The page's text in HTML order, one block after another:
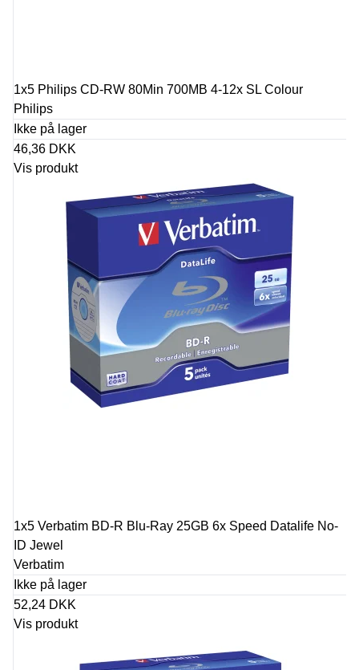
1x5 Philips CD-RW 80Min 700MB 4-12x SL Colour
Philips
Ikke på lager
46,36 DKK
Vis produkt
1x5 Verbatim BD-R Blu-Ray 25GB 6x Speed Datalife No-
ID Jewel
Verbatim
Ikke på lager
52,24 DKK
Vis produkt